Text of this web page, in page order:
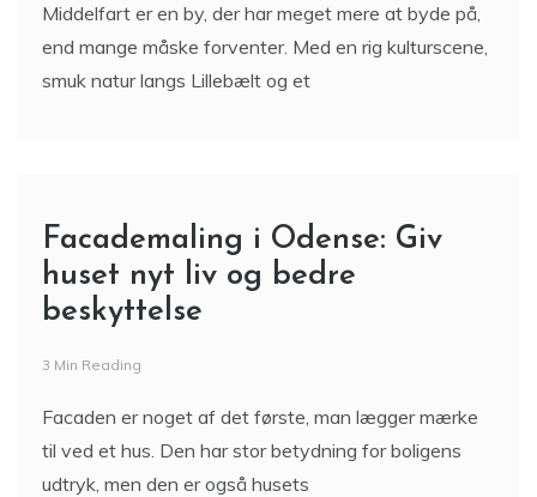
Middelfart er en by, der har meget mere at byde på,
end mange måske forventer. Med en rig kulturscene,
smuk natur langs Lillebælt og et
Facademaling i Odense: Giv
huset nyt liv og bedre
beskyttelse
3 Min Reading
Facaden er noget af det første, man lægger mærke
til ved et hus. Den har stor betydning for boligens
udtryk, men den er også husets